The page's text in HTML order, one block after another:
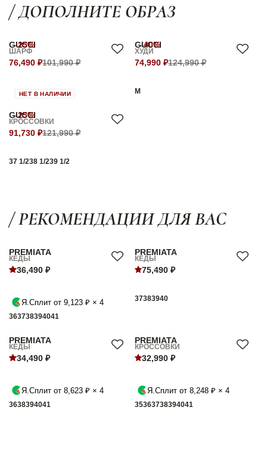
/ ДОПОЛНИТЕ ОБРАЗ
-25%
GUCCI
ШАРФ
76,490 ₽101,990 ₽
-40%
GUCCI
ХУДИ
74,990 ₽124,990 ₽
M
-25%
НЕТ В НАЛИЧИИ
GUCCI
КРОССОВКИ
91,730 ₽121,990 ₽
37 1/238 1/239 1/2
/ РЕКОМЕНДАЦИИ ДЛЯ ВАС
PREMIATA
КЕДЫ
36,490 ₽
Я.Сплит от 9,123 ₽ × 4
363738394041
PREMIATA
КЕДЫ
75,490 ₽
37383940
PREMIATA
КЕДЫ
34,490 ₽
Я.Сплит от 8,623 ₽ × 4
3638394041
PREMIATA
КРОССОВКИ
32,990 ₽
Я.Сплит от 8,248 ₽ × 4
35363738394041